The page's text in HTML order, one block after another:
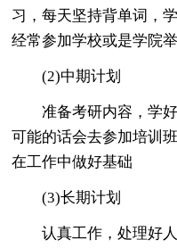
习，每天坚持背单词，
经常参加学校或是学院
(2)中期计划
准备考研内容，学好
可能的话会去参加培训
在工作中做好基础
(3)长期计划
认真工作，处理好人